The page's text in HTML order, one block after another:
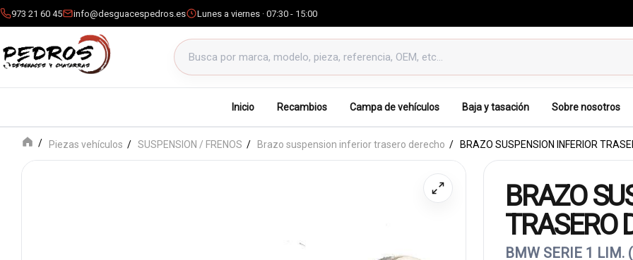
973 21 60 45 info@desguacespedros.es Lunes a viernes · 07:30 - 15:00
Buscar productos
Inicio Recambios Campa de vehículos Baja y tasación Sobre nosotros
Piezas vehículos SUSPENSION / FRENOS Brazo suspension inferior trasero derecho BRAZO SUSPENSION INFERIOR
BRAZO
TRASERO
BMW SERIE 1 LIM.